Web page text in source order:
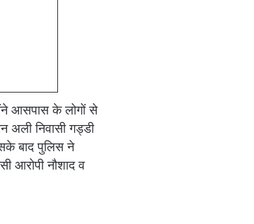
आसपास के लोगों से
अली निवासी गड्डी
बाद पुलिस ने
आरोपी नौशाद व